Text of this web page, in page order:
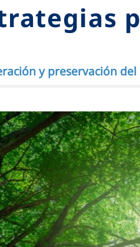
y preservación del